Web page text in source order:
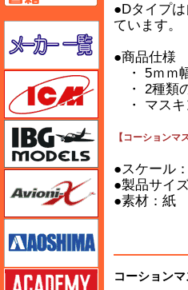
●Dタイプ
ています。
●商品仕様
・ 5ｍｍ
・ 2種類
・ マスキ
【コーションマ
●スケール
●製品サイ
●素材：紙
コーション
メーカー一覧のペー
Avioni-X（アヴィオ
アカデミー